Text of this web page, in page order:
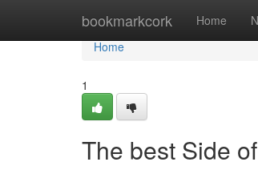
bookmarkcork Home
Home
Home
1
The best Side